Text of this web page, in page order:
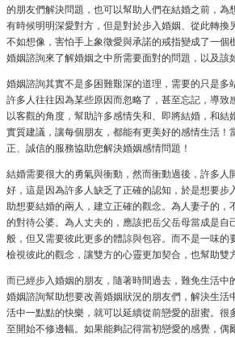
的朋友們解決問題，也可以幫助人們在結婚之前，為
有時候明明深愛對方，但是對於步入婚姻、從此轉
不如想像，害怕手上象徵愛與承諾的戒指變成了一
婚姻諮詢來了解婚姻之中所需要面對的問題，以及該
婚姻諮詢其實不是多困難艱深的道理，需要的只是
許多人往往因為某些原因而忽略了，甚至忘記，導致
以客觀的角度，幫助許多感情失和、即將結婚，和
實質建議，讓每個朋友，都能有更美好的感情生活
正、誠信的服務協助您解決婚姻感情問題！
結婚需要很大的勇氣與衝動，然而衝動過後，許多
好，這是因為許多人缺乏了正確的認知，於是想要
助想要結婚的兩人，建立正確的觀念。為人妻子的
的對待公婆。為人丈夫的，應該把岳父岳母當成是
般，但又需要彼此更多的體諒與包容。而不是一味
檢視彼此的觀念，讓雙方的心靈更加契合，也幫助雙
而已經步入婚姻的朋友，隨著時間過去，難免生活中
婚姻諮詢幫助想要改善婚姻狀況的朋友們，解決生
活中一點點的快樂，就可以延續從前戀愛的甜蜜。
至開始不修邊幅。如果能夠記得當初戀愛的感覺，偶